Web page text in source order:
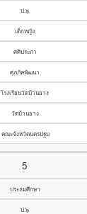
ป.๖
เด็กหญิง
ศศิประภา
ศุภภัคพัฒนา
โรงเรียนวัดบ้านยาง
วัดบ้านยาง
คณะจังหวัดนครปฐม
5
ประถมศึกษา
ป.๖